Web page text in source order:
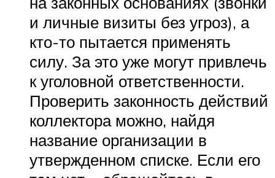
и личные визиты без угроз), а
кто-то пытается применять
силу. За это уже могут привлечь
к уголовной ответственности.
Проверить законность действий
коллектора можно, найдя
название организации в
утвержденном списке. Если его